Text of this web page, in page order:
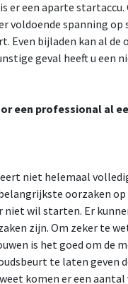
er een aparte
voldoende spanning op
Even bijladen kan al de
geval heeft u een
een professional al
niet helemaal
oorzaken
niet wil starten. Er
zijn. Om zeker te
is het goed om de
te laten geven
komen er een aantal